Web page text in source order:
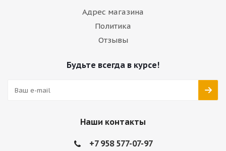
Адрес магазина
Политика
Отзывы
Будьте всегда в курсе!
Наши контакты
+7 958 577-07-97